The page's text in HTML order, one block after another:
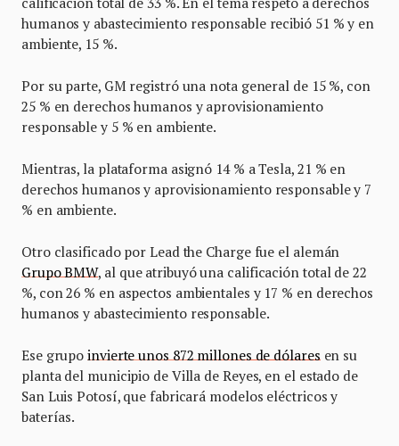
humanos y abastecimiento responsable recibió 51 % y en
ambiente, 15 %.
Por su parte, GM registró una nota general de 15 %, con
25 % en derechos humanos y aprovisionamiento
responsable y 5 % en ambiente.
Mientras, la plataforma asignó 14 % a Tesla, 21 % en
derechos humanos y aprovisionamiento responsable y 7
% en ambiente.
Otro clasificado por Lead the Charge fue el alemán
Grupo BMW, al que atribuyó una calificación total de 22
%, con 26 % en aspectos ambientales y 17 % en derechos
humanos y abastecimiento responsable.
Ese grupoinvierte unos 872 millones de dólaresen su
planta del municipio de Villa de Reyes, en el estado de
San Luis Potosí, que fabricará modelos eléctricos y
baterías.